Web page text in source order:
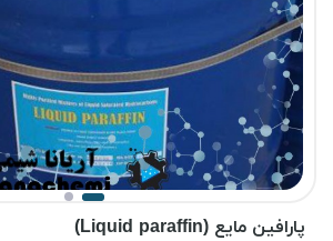
پارافین مایع (Liquid paraffin)